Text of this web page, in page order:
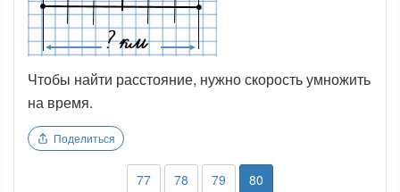
Чтобы найти расстояние, нужно скорость умножить
на время.
Поделиться
77 78 79 80